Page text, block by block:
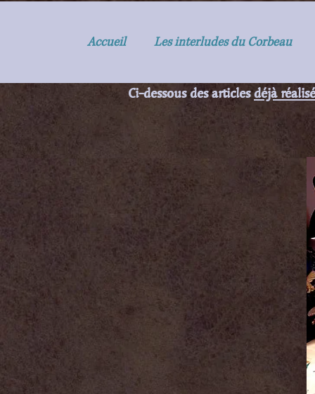
Accueil Les interludes du Corbeau
Comme
Ci-dessous des articlesdéjà